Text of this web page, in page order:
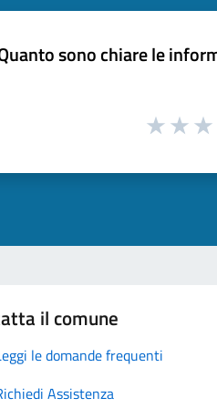
sono chiare le
il comune
le domande frequenti
Assistenza